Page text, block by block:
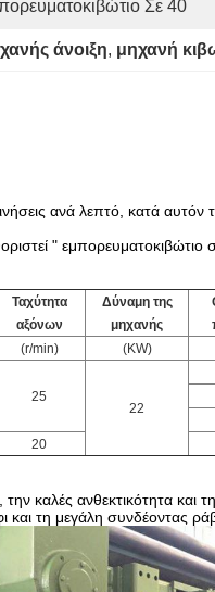
Σε 40
άνοιξη, μηχανή
ανά λεπτό, κατά αυτόν
"
Ταχύτητα
αξόνων
Δύναμη της
μηχανής
(r/min) (KW)
25
22
20
καλές ανθεκτικότητα και
τη μεγάλη συνδέοντας